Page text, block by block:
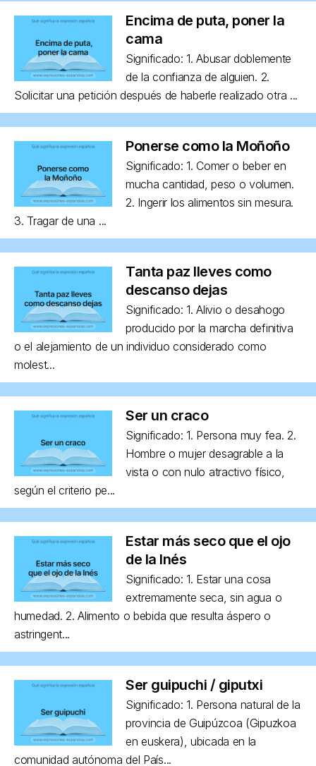
Encima de puta, poner la
cama
Significado: 1. Abusar doblemente
de la confianza de alguien. 2.
Solicitar una petición después de haberle realizado otra ...
Ponerse como la Moñoño
Significado: 1. Comer o beber en
mucha cantidad, peso o volumen.
2. Ingerir los alimentos sin mesura.
3. Tragar de una ...
Tanta paz lleves como
descanso dejas
Significado: 1. Alivio o desahogo
producido por la marcha definitiva
o el alejamiento de un individuo considerado como
molest...
Ser un craco
Significado: 1. Persona muy fea. 2.
Hombre o mujer desagrable a la
vista o con nulo atractivo físico,
según el criterio pe...
Estar más seco que el ojo
de la Inés
Significado: 1. Estar una cosa
extremamente seca, sin agua o
humedad. 2. Alimento o bebida que resulta áspero o
astringent...
Ser guipuchi / giputxi
Significado: 1. Persona natural de la
provincia de Guipúzcoa (Gipuzkoa
en euskera), ubicada en la
comunidad autónoma del País...